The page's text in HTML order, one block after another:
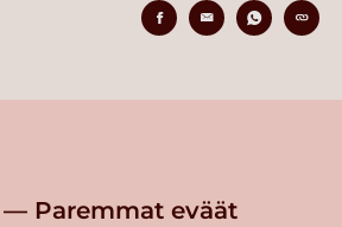
Paremmat eväät